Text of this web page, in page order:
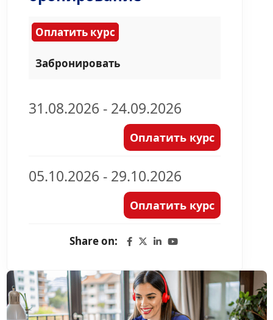
Оплатить курс
Забронировать
31.08.2026 - 24.09.2026
Оплатить курс
05.10.2026 - 29.10.2026
Оплатить курс
Share on: